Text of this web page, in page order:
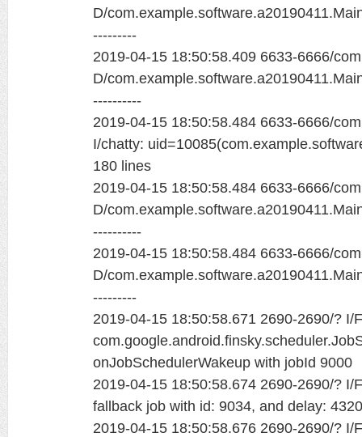
D/
---------
2019-04-15 18:50:58.409 6633-6666/
D/
----------
2019-04-15 18:50:58.484 6633-6666/
I/chatty:
180 lines
2019-04-15 18:50:58.484 6633-6666/
D/
----------
2019-04-15 18:50:58.484 6633-6666/
D/
---------
2019-04-15 18:50:58.671 2690-2690/? I/
onJobSchedulerWakeup with jobId 9000
2019-04-15 18:50:58.674 2690-2690/? I/
fallback job with id: 9034, and delay:
2019-04-15 18:50:58.676 2690-2690/? I/